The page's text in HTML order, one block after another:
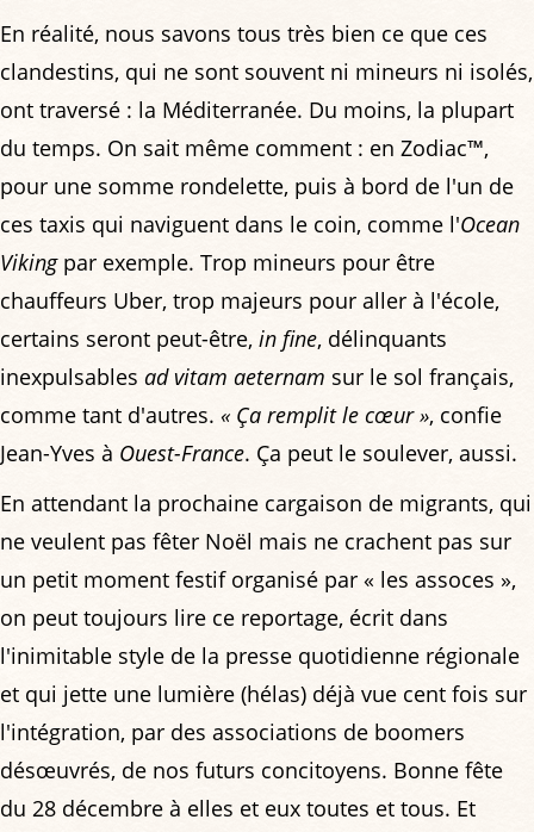
En réalité, nous savons tous très bien ce que ces
clandestins, qui ne sont souvent ni mineurs ni isolés,
ont traversé : la Méditerranée. Du moins, la plupart
du temps. On sait même comment : en Zodiac™,
pour une somme rondelette, puis à bord de l'un de
ces taxis qui naviguent dans le coin, comme l'Ocean
Vikingpar exemple. Trop mineurs pour être
chauffeurs Uber, trop majeurs pour aller à l'école,
certains seront peut-être, in fine, délinquants
inexpulsables ad vitam aeternam sur le sol français,
comme tant d'autres. « Ça remplit le cœur », confie
Jean-Yves à Ouest-France. Ça peut le soulever, aussi.
En attendant la prochaine cargaison de migrants, qui
ne veulent pas fêter Noël mais ne crachent pas sur
un petit moment festif organisé par « les assoces »,
on peut toujours lire ce reportage, écrit dans
l'inimitable style de la presse quotidienne régionale
et qui jette une lumière (hélas) déjà vue cent fois sur
l'intégration, par des associations de boomers
désœuvrés, de nos futurs concitoyens. Bonne fête
du 28 décembre à elles et eux toutes et tous. Et